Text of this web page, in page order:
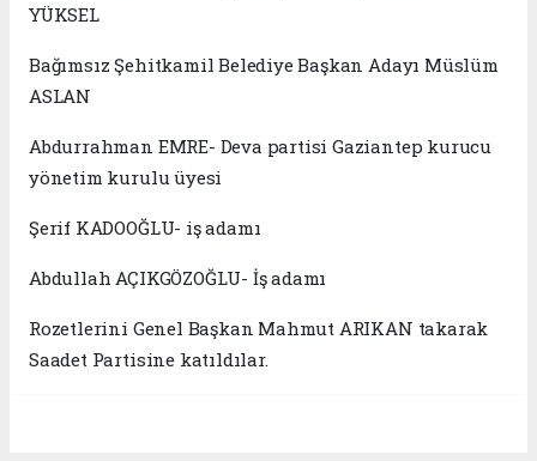
YÜKSEL
Bağımsız Şehitkamil Belediye Başkan Adayı Müslüm
ASLAN
Abdurrahman EMRE- Deva partisi Gaziantep kurucu
yönetim kurulu üyesi
Şerif KADOOĞLU- iş adamı
Abdullah AÇIKGÖZOĞLU- İş adamı
Rozetlerini Genel Başkan Mahmut ARIKAN takarak
Saadet Partisine katıldılar.